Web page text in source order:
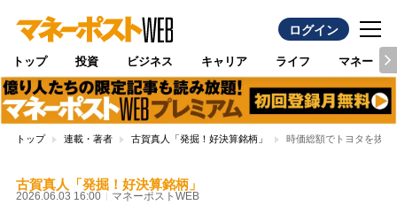
ログイン
トップ 投資 ビジネス キャリア ライフ マネー
トップ 連載・著者 古賀真人「発掘！好決算銘柄」 時価総額でトヨタを抜
古賀真人「発掘！好決算銘柄」
2026.06.03 16:00 マネーポストWEB